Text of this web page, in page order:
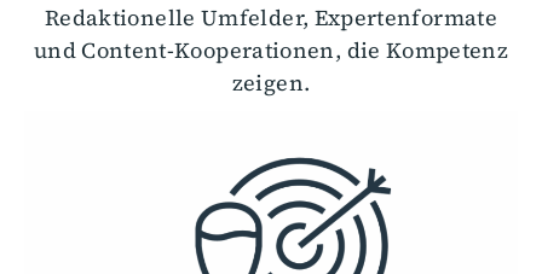
Redaktionelle Umfelder, Expertenformate
und Content-Kooperationen, die Kompetenz
zeigen.